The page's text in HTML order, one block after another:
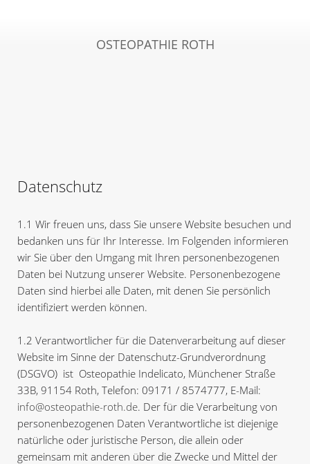
OSTEOPATHIE ROTH
Datenschutz
1.1 Wir freuen uns, dass Sie unsere Website besuchen und
bedanken uns für Ihr Interesse. Im Folgenden informieren
wir Sie über den Umgang mit Ihren personenbezogenen
Daten bei Nutzung unserer Website. Personenbezogene
Daten sind hierbei alle Daten, mit denen Sie persönlich
identifiziert werden können.
1.2 Verantwortlicher für die Datenverarbeitung auf dieser
Website im Sinne der Datenschutz-Grundverordnung
(DSGVO) ist Osteopathie Indelicato, Münchener Straße
33B, 91154 Roth, Telefon: 09171 / 8574777, E-Mail:
info@osteopathie-roth.de. Der für die Verarbeitung von
personenbezogenen Daten Verantwortliche ist diejenige
natürliche oder juristische Person, die allein oder
gemeinsam mit anderen über die Zwecke und Mittel der